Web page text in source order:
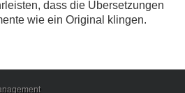
dass die Übersetzungen
wie ein Original klingen.